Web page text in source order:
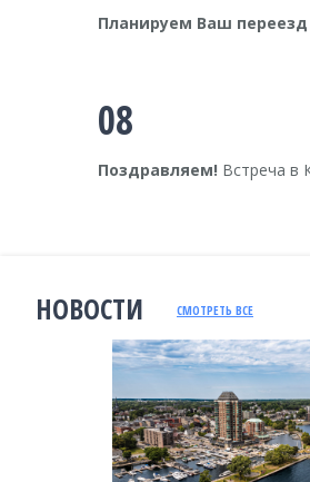
Планируем Ваш переезд
08
Поздравляем! Встреча в
НОВОСТИ СМОТРЕТЬ ВСЕ